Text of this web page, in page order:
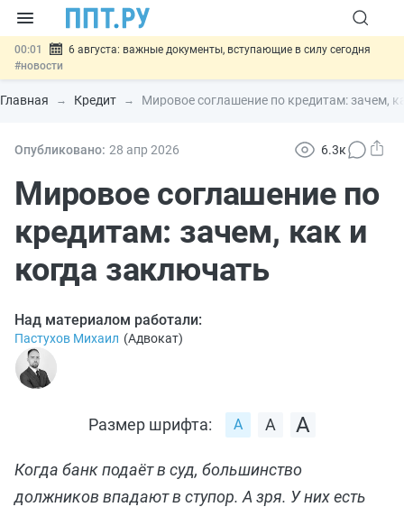
00:01
6 августа: важные документы, вступающие в силу сегодня
#новости
05.08 Обновили сообщения НПФ о договорах НПО и долгосрочных
сбережений#новости
05.08 Систему страхования вкладов распространили на электронные
05.08
#новости
Главная Кредит Мировое соглашение по кредитам: зачем,
Опубликовано: 28 апр 2026 6.3к
Мировое соглашение по
кредитам: зачем, как и
когда заключать
Над материалом работали:
Пастухов Михаил (Адвокат)
Размер шрифта:
Когда банк подаёт в суд, большинство
должников впадают в ступор. А зря. У них есть